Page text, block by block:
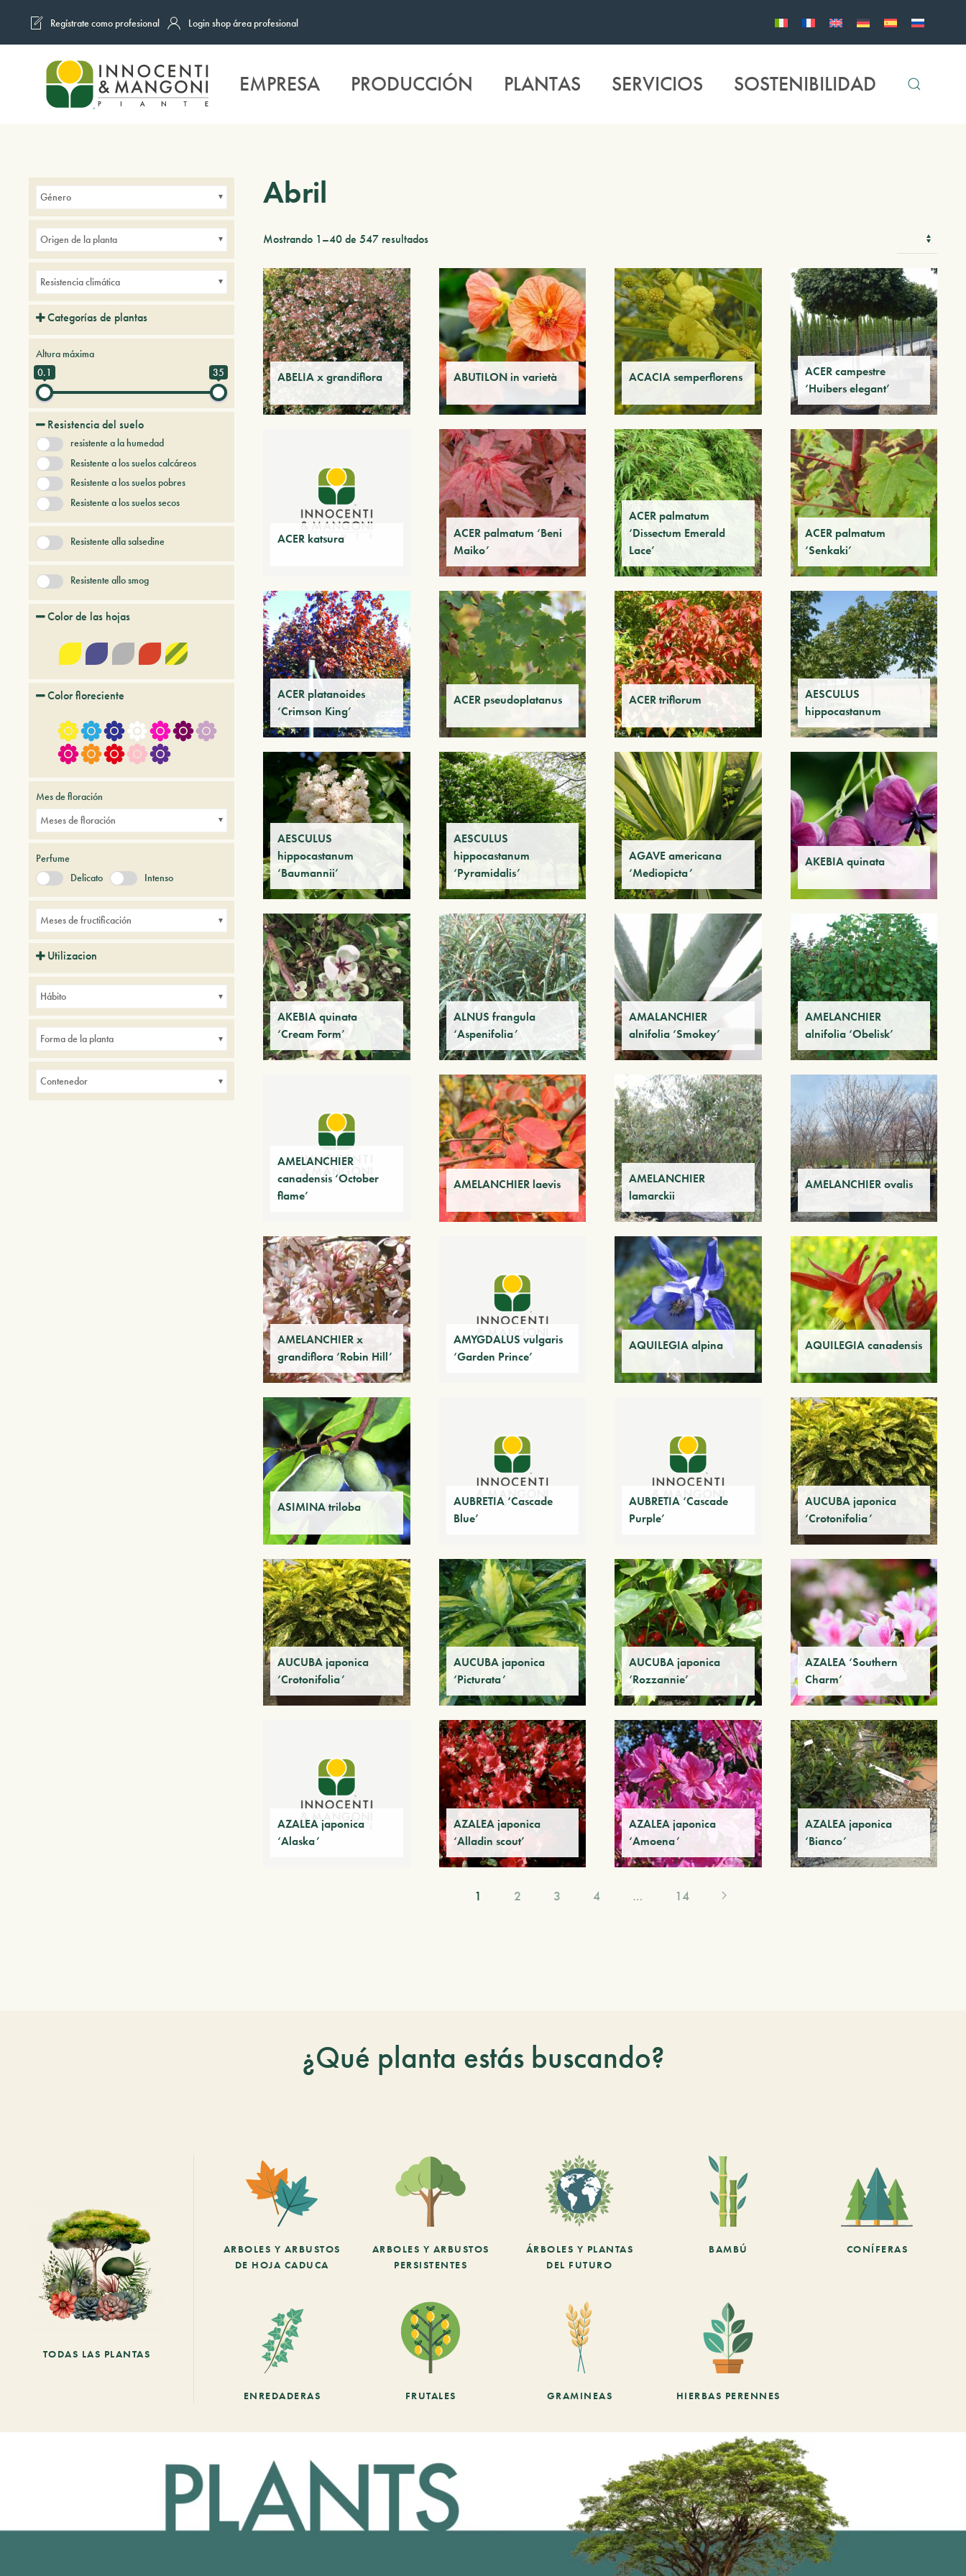
Skip to main content
Regístrate como profesional Login shop área profesional
EMPRESA PRODUCCIÓN PLANTAS SERVICIOS SOSTENIBILIDAD
Abril
Mostrando 1–40 de 547 resultados
ABELIA x grandiflora ABUTILON in varietà ACACIA semperflorens
ACER campestre
‘Huibers elegant’
ACER katsura
ACER palmatum ‘Beni
Maiko’
ACER palmatum
‘Dissectum Emerald
Lace’
ACER palmatum
‘Senkaki’
ACER platanoides
‘Crimson King’
ACER pseudoplatanus ACER triflorum
AESCULUS
hippocastanum
AESCULUS
hippocastanum
‘Baumannii’
AESCULUS
hippocastanum
‘Pyramidalis’
AGAVE americana
‘Mediopicta’
AKEBIA quinata
AKEBIA quinata
‘Cream Form’
ALNUS frangula
‘Aspenifolia’
AMALANCHIER
alnifolia ‘Smokey’
AMELANCHIER
alnifolia ‘Obelisk’
AMELANCHIER
canadensis ‘October
flame’
AMELANCHIER laevis
AMELANCHIER
lamarckii
AMELANCHIER ovalis
AMELANCHIER x
grandiflora ‘Robin Hill’
AMYGDALUS vulgaris
‘Garden Prince’
AQUILEGIA alpina AQUILEGIA canadensis
ASIMINA triloba
AUBRETIA ‘Cascade
Blue’
AUBRETIA ‘Cascade
Purple’
AUCUBA japonica
‘Crotonifolia’
AUCUBA japonica
‘Crotonifolia’
AUCUBA japonica
‘Picturata’
AUCUBA japonica
‘Rozzannie’
AZALEA ‘Southern
Charm’
AZALEA japonica
‘Alaska’
AZALEA japonica
‘Alladin scout’
AZALEA japonica
‘Amoena’
AZALEA japonica
‘Bianco’
1 2 3 4 … 14
Género
Origen de la planta
Resistencia climática
Categorías de plantas
Arboles y arbustos persistentes
Árboles y plantas del futuro
Coníferas
Enredaderas
Gramineas
+ Mostrar más
Altura máxima
0.1
35
Resistencia del suelo
resistente a la humedad
Resistente a los suelos calcáreos
Resistente a los suelos pobres
Resistente a los suelos secos
Resistente alla salsedine
Resistente allo smog
Color de las hojas
Color floreciente
Mes de floración
Meses de floración
Perfume
Delicato
Intenso
Meses de fructificación
Utilizacion
de interior
Parques
Pequeños jardines
Hábito
Forma de la planta
Contenedor
¿Qué planta estás buscando?
TODAS LAS PLANTAS
ARBOLES Y ARBUSTOS
DE HOJA CADUCA
ARBOLES Y ARBUSTOS
PERSISTENTES
ÁRBOLES Y PLANTAS
DEL FUTURO
BAMBÚ CONÍFERAS
ENREDADERAS FRUTALES GRAMINEAS HIERBAS PERENNES